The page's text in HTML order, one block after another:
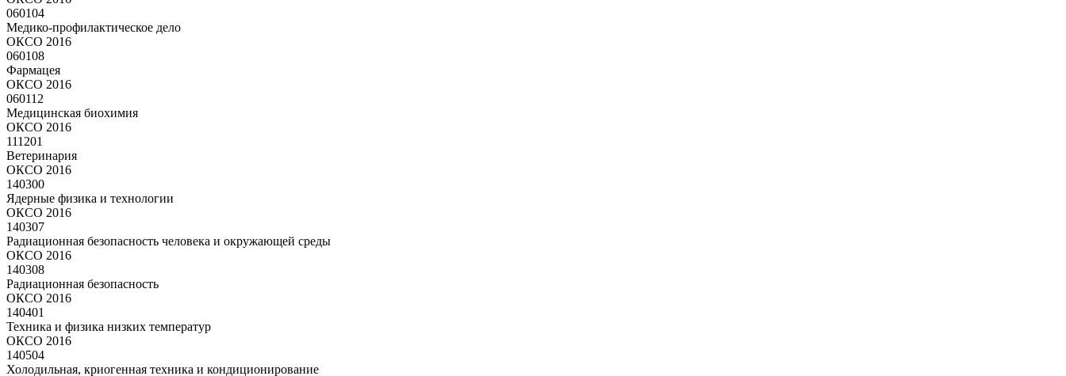
060104
Медико-профилактическое дело
ОКСО 2016
060108
Фармацея
ОКСО 2016
060112
Медицинская биохимия
ОКСО 2016
111201
Ветеринария
ОКСО 2016
140300
Ядерные физика и технологии
ОКСО 2016
140307
Радиационная безопасность человека и окружающей среды
ОКСО 2016
140308
Радиационная безопасность
ОКСО 2016
140401
Техника и физика низких температур
ОКСО 2016
140504
Холодильная, криогенная техника и кондиционирование